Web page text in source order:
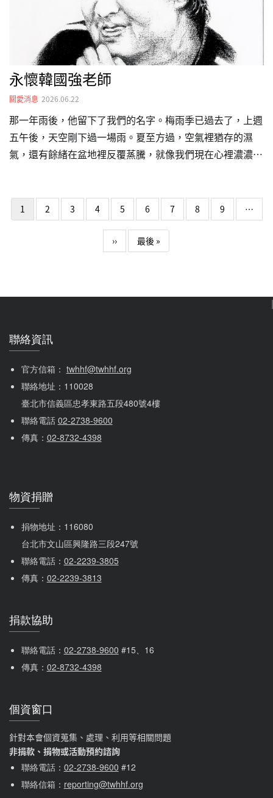
永懷韓國強老師
關愛消息 2026.06.22
那一年雨後，他留下了我們的名字。梅雨季已過去了，上週
五午後，天空剛下過一場雨。夏至方過，空氣裡猶存的濕
氣，還有餘緒在盆地裡反覆蒸騰，就像我們現在心裡濃濃的
的避風港取名字。當時坐在一旁的韓國強老師，幾乎沒有猶
豫地說了這句話。這個名字聽起來很溫柔，卻在往後的日子
裡，替無數陷入困境的生命擋下了風雨。韓老師是90年代台
灣很有名的花藝設計師。但他後來選擇放下那些光環，把大
Pagination
1 2 3 4 5 6 7 8 9 …
››下一頁最後 »
聯絡資訊
官方信箱： twhhf@twhhf.org
聯絡地址：110028
臺北市信義區忠孝東路五段480號4樓
聯絡電話 02-2738-9600
傳真： 02-8732-4398
物資捐贈
捐物地址：116080
台北市文山區興隆路三段247號
聯絡電話： 02-2239-3805
傳真： 02-2239-3813
捐款協助
聯絡電話： 02-2738-9600 #15、16
傳真： 02-8732-4398
個資窗口
針對本會個資蒐集、處理、利用等相關問題
非捐款、捐物或活動預約諮詢
聯絡電話： 02-2738-9600 #12
聯絡信箱： reporting@twhhf.org